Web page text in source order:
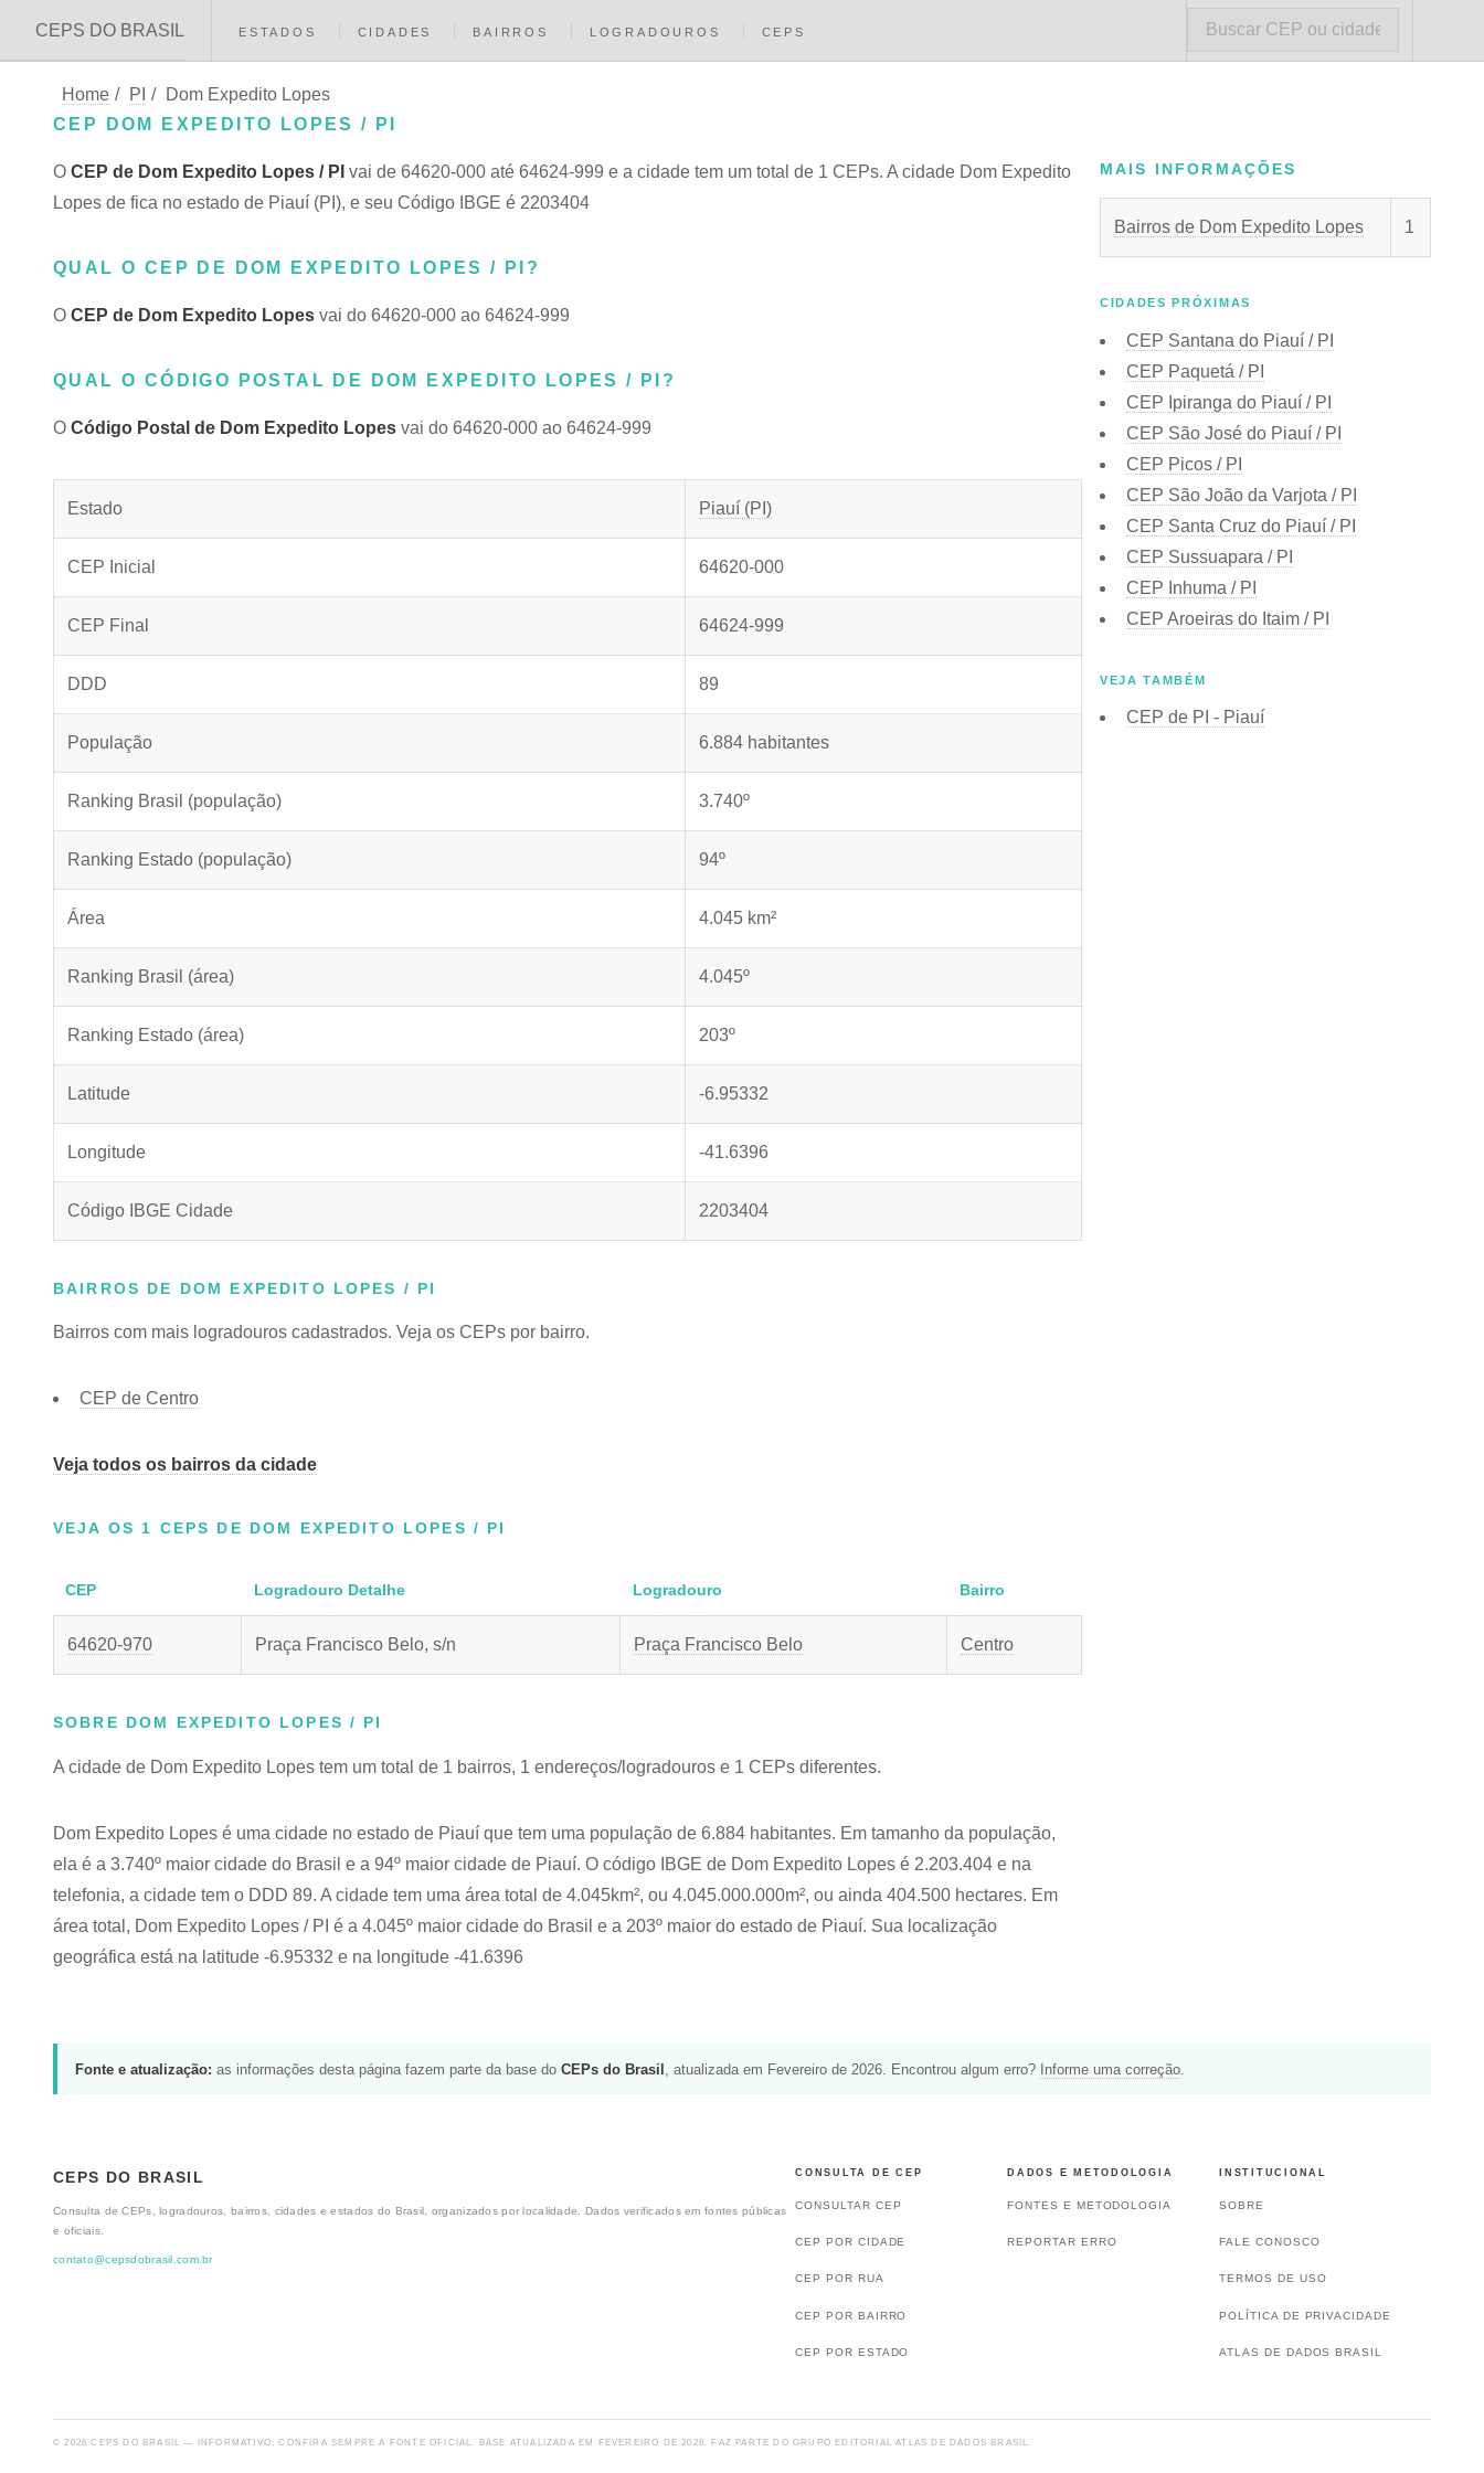
CEPS DO BRASIL ESTADOS CIDADES BAIRROS LOGRADOUROS CEPS
Home / PI /
Dom Expedito Lopes
CEP DOM EXPEDITO LOPES / PI
O CEP de Dom Expedito Lopes / PI vai de 64620-000 até 64624-999 e a cidade tem um total de 1 CEPs. A cidade Dom Expedito
Lopes de fica no estado de Piauí (PI), e seu Código IBGE é 2203404
QUAL O CEP DE DOM EXPEDITO LOPES / PI?
O CEP de Dom Expedito Lopes vai do 64620-000 ao 64624-999
QUAL O CÓDIGO POSTAL DE DOM EXPEDITO LOPES / PI?
O Código Postal de Dom Expedito Lopes vai do 64620-000 ao 64624-999
Estado Piauí (PI)
CEP Inicial 64620-000
CEP Final 64624-999
DDD 89
População 6.884 habitantes
Ranking Brasil (população) 3.740º
Ranking Estado (população) 94º
Área 4.045 km²
Ranking Brasil (área) 4.045º
Ranking Estado (área) 203º
Latitude -6.95332
Longitude -41.6396
Código IBGE Cidade 2203404
BAIRROS DE DOM EXPEDITO LOPES / PI
Bairros com mais logradouros cadastrados. Veja os CEPs por bairro.
CEP de Centro
Veja todos os bairros da cidade
VEJA OS 1 CEPS DE DOM EXPEDITO LOPES / PI
CEP Logradouro Detalhe Logradouro Bairro
64620-970 Praça Francisco Belo, s/n Praça Francisco Belo Centro
SOBRE DOM EXPEDITO LOPES / PI
A cidade de Dom Expedito Lopes tem um total de 1 bairros, 1 endereços/logradouros e 1 CEPs diferentes.
Dom Expedito Lopes é uma cidade no estado de Piauí que tem uma população de 6.884 habitantes. Em tamanho da população,
ela é a 3.740º maior cidade do Brasil e a 94º maior cidade de Piauí. O código IBGE de Dom Expedito Lopes é 2.203.404 e na
telefonia, a cidade tem o DDD 89. A cidade tem uma área total de 4.045km², ou 4.045.000.000m², ou ainda 404.500 hectares. Em
área total, Dom Expedito Lopes / PI é a 4.045º maior cidade do Brasil e a 203º maior do estado de Piauí. Sua localização
geográfica está na latitude -6.95332 e na longitude -41.6396
MAIS INFORMAÇÕES
Bairros de Dom Expedito Lopes 1
CIDADES PRÓXIMAS
CEP Santana do Piauí / PI
CEP Paquetá / PI
CEP Ipiranga do Piauí / PI
CEP São José do Piauí / PI
CEP Picos / PI
CEP São João da Varjota / PI
CEP Santa Cruz do Piauí / PI
CEP Sussuapara / PI
CEP Inhuma / PI
CEP Aroeiras do Itaim / PI
VEJA TAMBÉM
CEP de PI - Piauí
Fonte e atualização: as informações desta página fazem parte da base do CEPs do Brasil , atualizada em Fevereiro de 2026. Encontrou algum erro? Informe uma correção
CEPS DO BRASIL
Consulta de CEPs, logradouros, bairros, cidades e estados do Brasil, organizados por localidade. Dados verificados em fontes públicas
e oficiais.
contato@cepsdobrasil.com.br
CONSULTA DE CEP
CONSULTAR CEP
CEP POR CIDADE
CEP POR RUA
CEP POR BAIRRO
CEP POR ESTADO
DADOS E METODOLOGIA
FONTES E METODOLOGIA
REPORTAR ERRO
INSTITUCIONAL
SOBRE
FALE CONOSCO
TERMOS DE USO
POLÍTICA DE PRIVACIDADE
ATLAS DE DADOS BRASIL
© 2026 CEPS DO BRASIL — INFORMATIVO; CONFIRA SEMPRE A FONTE OFICIAL. BASE ATUALIZADA EM FEVEREIRO DE 2026. FAZ PARTE DO GRUPO EDITORIAL ATLAS DE DADOS BRASIL.